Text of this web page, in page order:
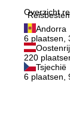
Overzicht
Andorra
6 plaatsen,
220
Tsjechië
6 plaatsen,